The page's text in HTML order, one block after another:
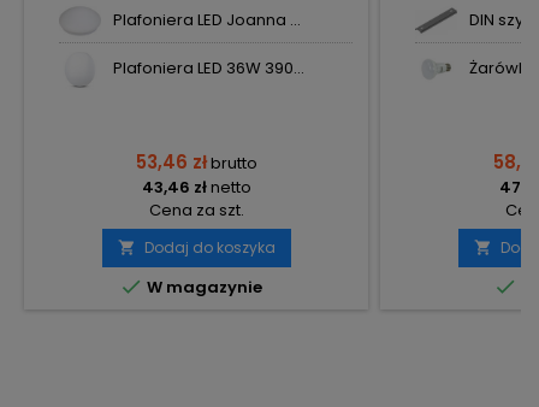
Plafoniera LED Joanna ...
Plafoniera LED 36W 390...
53,46 złbrutto
43,46 złnetto
Cena za szt.
 Dodaj do koszyka
 W magazynie
DIN
Żarówka

